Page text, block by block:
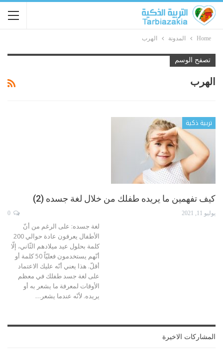
Home المدونة الهرب
تصفح الوسم
الهرب
تربية ذكية
كيف تفهمين ما يريده طفلك من خلال لغة جسده (2)
يوليو 11, 2021
لغة جسده: على الرغم من أنّ
الأطفال يعرفون عادة حوالي 200
كلمة بحلول عيد ميلادهم الثّاني، إلّا
أنّهم يستخدمون فعليّاً 50 كلمة أو
أقلّ. هذا يعني أنّه عليك الاعتماد
على لغة جسد طفلك في معظم
الأوقات لمعرفة ما يشعر به أو
يريده. لأنّه عندما يشعر …
المشاركات الاخيرة